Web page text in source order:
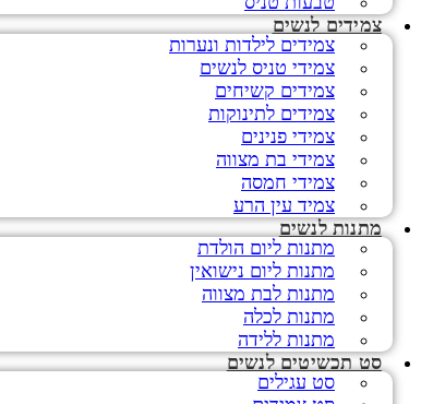
צמידים לנשים
צמידים לילדות ונערות
צמידי טניס לנשים
צמידים קשיחים
צמידים לתינוקות
צמידי פנינים
צמידי בת מצווה
צמידי חמסה
צמיד עין הרע
מתנות לנשים
מתנות ליום הולדת
מתנות ליום נישואין
מתנות לבת מצווה
מתנות לכלה
מתנות ללידה
סט תכשיטים לנשים
סט עגילים